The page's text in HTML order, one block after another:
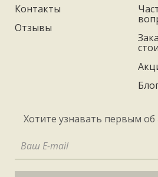
Контакты
Отзывы
Хотите узнавать первым об